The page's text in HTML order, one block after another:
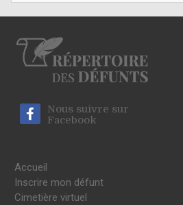
Nous suivre sur
Facebook
Accueil
Inscrire mon défunt
Cimetière virtuel